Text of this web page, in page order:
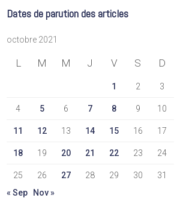
Dates de parution des articles
octobre 2021
L M M J V S D
1 2 3
4 5 6 7 8 9 10
11 12 13 14 15 16 17
18 19 20 21 22 23 24
25 26 27 28 29 30
31
« Sep
Nov »